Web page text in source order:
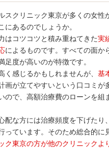
スクリニック東京が多くの女性
にあるのでしょうか。
はコツコツと積み重ねてきた実
によるものです。すべての面か
足度が高いのが特徴です。
く感じるかもしれませんが、 基
画が立てやすいという口コミが
ので、高額治療費のローンを組
配な方には治療頻度を下げたり
っています。そのため総合的に
ク東京の方が他のクリニックよ